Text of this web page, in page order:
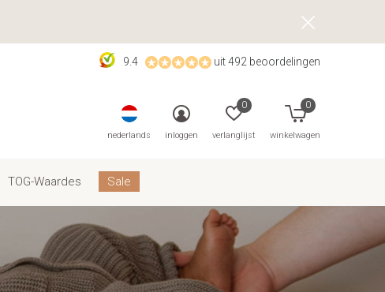
TOG-Waardes Sale
nederlands inloggen verlanglijst
0
winkelwagen
0
9.4 uit 492 beoordelingen